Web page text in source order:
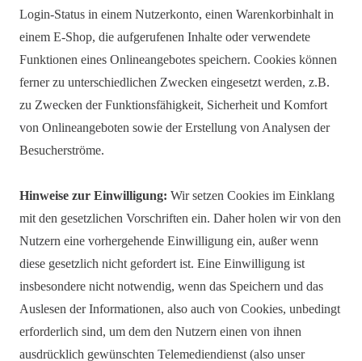
Login-Status in einem Nutzerkonto, einen Warenkorbinhalt in
einem E-Shop, die aufgerufenen Inhalte oder verwendete
Funktionen eines Onlineangebotes speichern. Cookies können
ferner zu unterschiedlichen Zwecken eingesetzt werden, z.B.
zu Zwecken der Funktionsfähigkeit, Sicherheit und Komfort
von Onlineangeboten sowie der Erstellung von Analysen der
Besucherströme.
Hinweise zur Einwilligung: Wir setzen Cookies im Einklang
mit den gesetzlichen Vorschriften ein. Daher holen wir von den
Nutzern eine vorhergehende Einwilligung ein, außer wenn
diese gesetzlich nicht gefordert ist. Eine Einwilligung ist
insbesondere nicht notwendig, wenn das Speichern und das
Auslesen der Informationen, also auch von Cookies, unbedingt
erforderlich sind, um dem den Nutzern einen von ihnen
ausdrücklich gewünschten Telemediendienst (also unser